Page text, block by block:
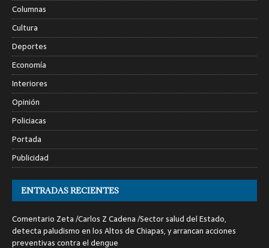
Columnas
Cultura
Deportes
Economía
Interiores
Opinión
Policiacas
Portada
Publicidad
ENTRADAS RECIENTES
Comentario Zeta /Carlos Z Cadena /Sector salud del Estado,
detecta paludismo en los Altos de Chiapas, y arrancan acciones
preventivas contra el dengue